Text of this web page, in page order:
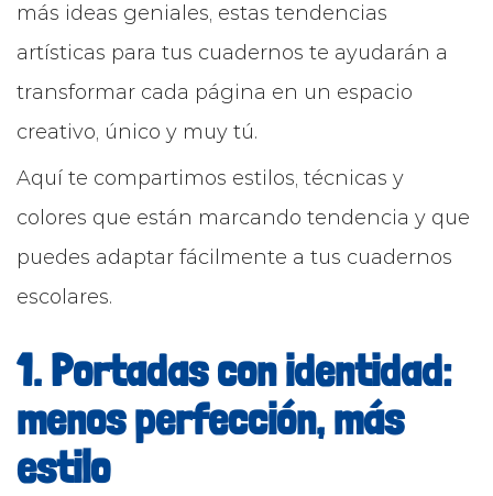
más ideas geniales, estas tendencias
artísticas para tus cuadernos te ayudarán a
transformar cada página en un espacio
creativo, único y muy tú.
Aquí te compartimos estilos, técnicas y
colores que están marcando tendencia y que
puedes adaptar fácilmente a tus cuadernos
escolares.
1. Portadas con identidad:
menos perfección, más
estilo